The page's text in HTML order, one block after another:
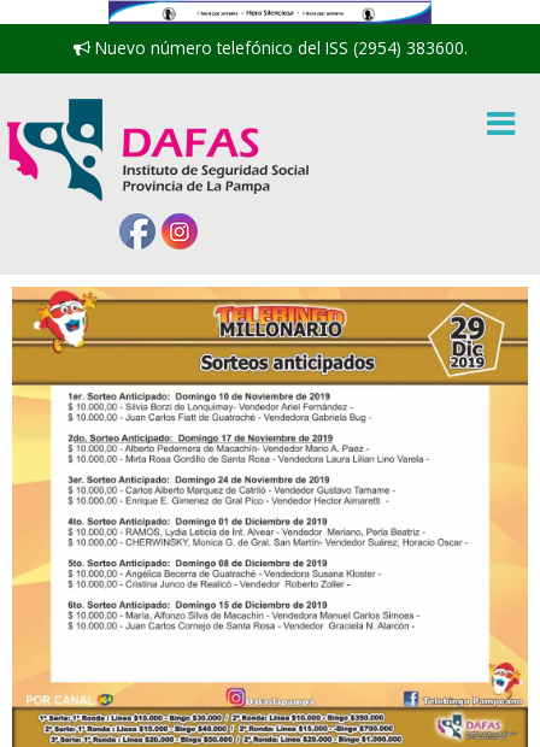
Nuevo número telefónico del ISS (2954) 383600.